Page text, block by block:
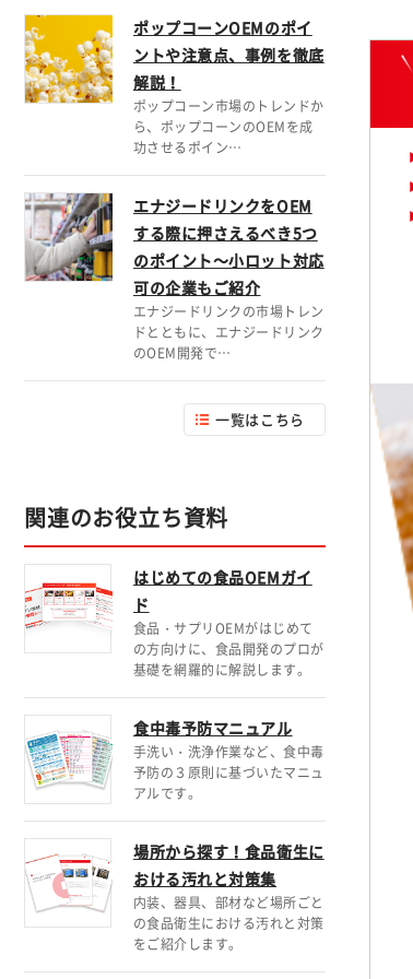
ポップコーンOEMのポイ
ントや注意点、事例を徹底
解説！
ポップコーン市場のトレンドか
ら、ポップコーンのOEMを成
功させるポイン…
エナジードリンクをOEM
する際に押さえるべき5つ
のポイント～小ロット対応
可の企業もご紹介
エナジードリンクの市場トレン
ドとともに、エナジードリンク
のOEM開発で…
一覧はこちら
関連のお役立ち資料
はじめての食品OEMガイ
ド
食品・サプリOEMがはじめて
の方向けに、食品開発のプロが
基礎を網羅的に解説します。
食中毒予防マニュアル
手洗い・洗浄作業など、食中毒
予防の３原則に基づいたマニュ
アルです。
場所から探す！食品衛生に
おける汚れと対策集
内装、器具、部材など場所ごと
の食品衛生における汚れと対策
をご紹介します。